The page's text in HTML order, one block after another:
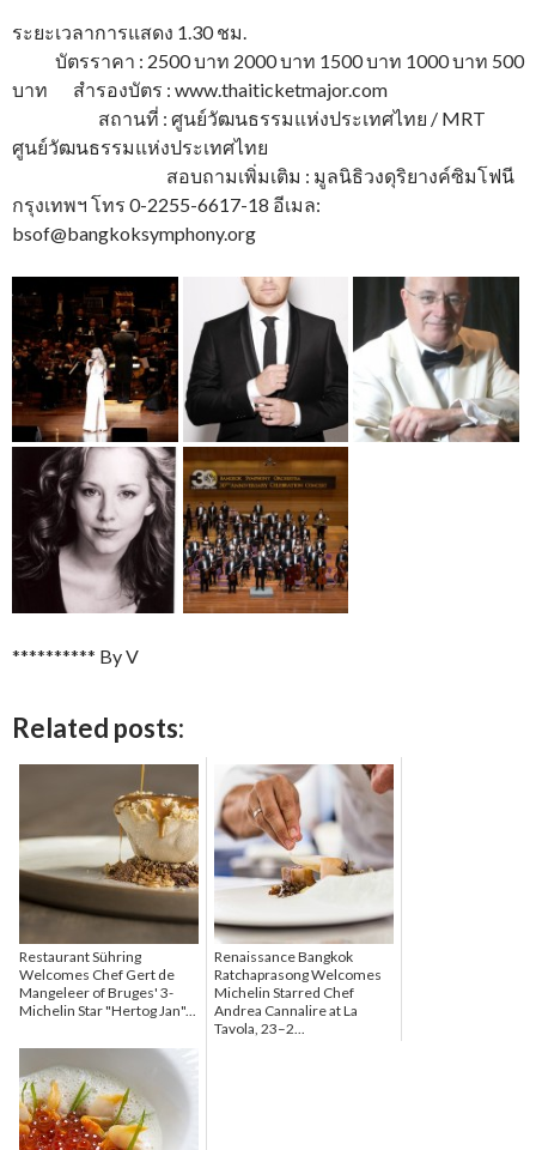
ระยะเวลาการแสดง 1.30 ชม.
บัตรราคา : 2500 บาท 2000 บาท 1500 บาท 1000 บาท 500
บาท สำรองบัตร : www.thaiticketmajor.com
สถานที่ : ศูนย์วัฒนธรรมแห่งประเทศไทย / MRT
ศูนย์วัฒนธรรมแห่งประเทศไทย
สอบถามเพิ่มเติม : มูลนิธิวงดุริยางค์ซิมโฟนี
กรุงเทพฯ โทร 0-2255-6617-18 อีเมล:
bsof@bangkoksymphony.org
********** By V
Related posts:
Restaurant Sühring
Welcomes Chef Gert de
Mangeleer of Bruges' 3-
Michelin Star "Hertog Jan"...
Renaissance Bangkok
Ratchaprasong Welcomes
Michelin Starred Chef
Andrea Cannalire at La
Tavola, 23–2...